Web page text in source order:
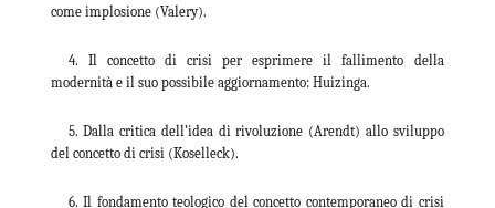
come implosione (Valery).
4. Il concetto di crisi per esprimere il fallimento della
modernità e il suo possibile aggiornamento: Huizinga.
5. Dalla critica dell’idea di rivoluzione (Arendt) allo sviluppo
del concetto di crisi (Koselleck).
6. Il fondamento teologico del concetto contemporaneo di crisi